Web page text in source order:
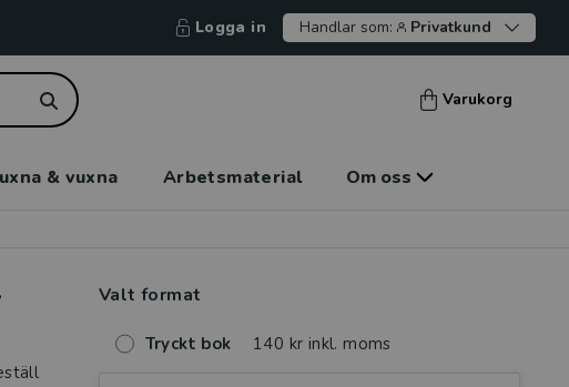
Logga in Handlar som: Privatkund
Varukorg
& vuxna Arbetsmaterial Om oss
Valt format
Tryckt bok 140 kr inkl. moms